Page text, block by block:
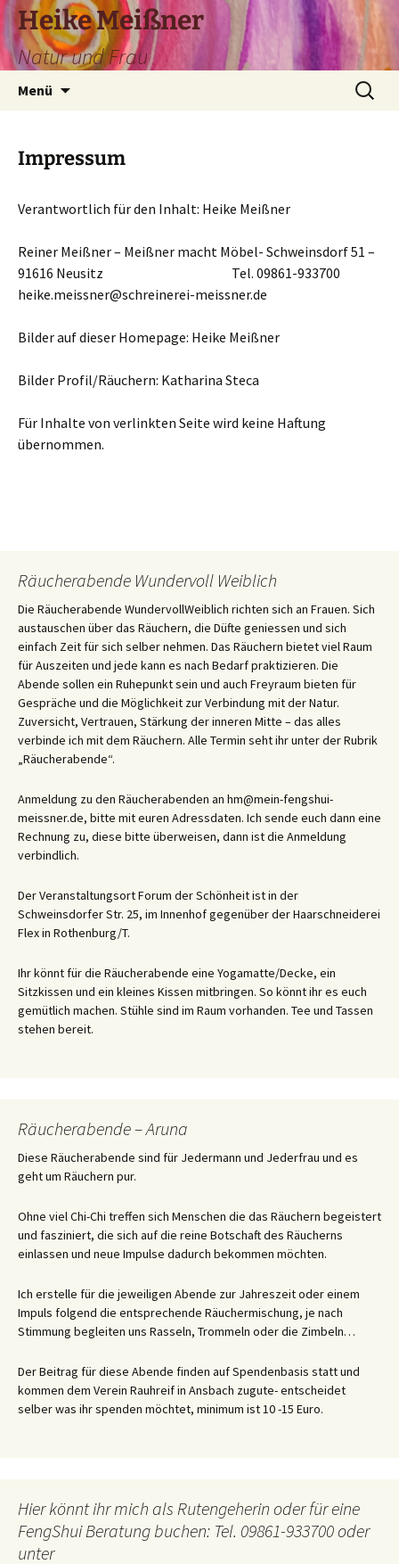
Heike Meißner
Natur und Frau
Menü
Suchen
nach:
Impressum
Verantwortlich für den Inhalt: Heike Meißner
Reiner Meißner – Meißner macht Möbel- Schweinsdorf 51 –
91616 Neusitz Tel. 09861-933700
heike.meissner@schreinerei-meissner.de
Bilder auf dieser Homepage: Heike Meißner
Bilder Profil/Räuchern: Katharina Steca
Für Inhalte von verlinkten Seite wird keine Haftung
übernommen.
Räucherabende Wundervoll Weiblich
Die Räucherabende WundervollWeiblich richten sich an Frauen. Sich
austauschen über das Räuchern, die Düfte geniessen und sich
einfach Zeit für sich selber nehmen. Das Räuchern bietet viel Raum
für Auszeiten und jede kann es nach Bedarf praktizieren. Die
Abende sollen ein Ruhepunkt sein und auch Freyraum bieten für
Gespräche und die Möglichkeit zur Verbindung mit der Natur.
Zuversicht, Vertrauen, Stärkung der inneren Mitte – das alles
verbinde ich mit dem Räuchern. Alle Termin seht ihr unter der Rubrik
„Räucherabende“.
Anmeldung zu den Räucherabenden an hm@mein-fengshui-
meissner.de, bitte mit euren Adressdaten. Ich sende euch dann eine
Rechnung zu, diese bitte überweisen, dann ist die Anmeldung
verbindlich.
Der Veranstaltungsort Forum der Schönheit ist in der
Schweinsdorfer Str. 25, im Innenhof gegenüber der Haarschneiderei
Flex in Rothenburg/T.
Ihr könnt für die Räucherabende eine Yogamatte/Decke, ein
Sitzkissen und ein kleines Kissen mitbringen. So könnt ihr es euch
gemütlich machen. Stühle sind im Raum vorhanden. Tee und Tassen
stehen bereit.
Räucherabende – Aruna
Diese Räucherabende sind für Jedermann und Jederfrau und es
geht um Räuchern pur.
Ohne viel Chi-Chi treffen sich Menschen die das Räuchern begeistert
und fasziniert, die sich auf die reine Botschaft des Räucherns
einlassen und neue Impulse dadurch bekommen möchten.
Ich erstelle für die jeweiligen Abende zur Jahreszeit oder einem
Impuls folgend die entsprechende Räuchermischung, je nach
Stimmung begleiten uns Rasseln, Trommeln oder die Zimbeln…
Der Beitrag für diese Abende finden auf Spendenbasis statt und
kommen dem Verein Rauhreif in Ansbach zugute- entscheidet
selber was ihr spenden möchtet, minimum ist 10 -15 Euro.
Hier könnt ihr mich als Rutengeherin oder für eine
FengShui Beratung buchen: Tel. 09861-933700 oder
unter